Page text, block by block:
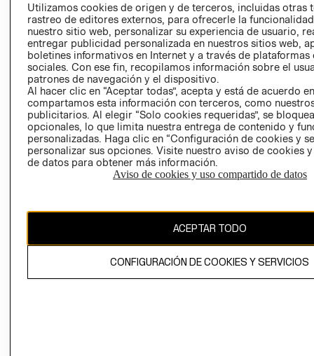
AVISO DE
PRIVACIDAD
GIFT CARD
AVISO DE
El contenido de esta página web está protegido por copyright y es
Utilizamos cookies de origen y de terceros, incluidas otras
rastreo de editores externos, para ofrecerle la
nuestro sitio web, personalizar su experiencia de usuario,
entregar publicidad personalizada en nuestros sitios web,
boletines informativos en Internet y a través de plataformas
sociales. Con ese fin, recopilamos información sobre el
patrones de navegación y el dispositivo.
Al hacer clic en “Aceptar todas”, acepta y está de acuerdo
compartamos esta información con terceros, como
publicitarios. Al elegir “Solo cookies requeridas”, se
opcionales, lo que limita nuestra entrega de contenido y
personalizadas. Haga clic en “Configuración de cookies y
personalizar sus opciones. Visite nuestro aviso de cookies
de datos para obtener más información.
Aviso de cookies y uso compartido de datos
ACEPTAR TODO
CONFIGURACIÓN DE COOKIES Y SERVICIOS